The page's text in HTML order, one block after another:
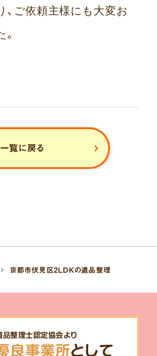
、ご依頼主様にも大変お
一覧に戻る
京都市伏見区2LDKの遺品整理
品整理士認定協会より
良事業所として